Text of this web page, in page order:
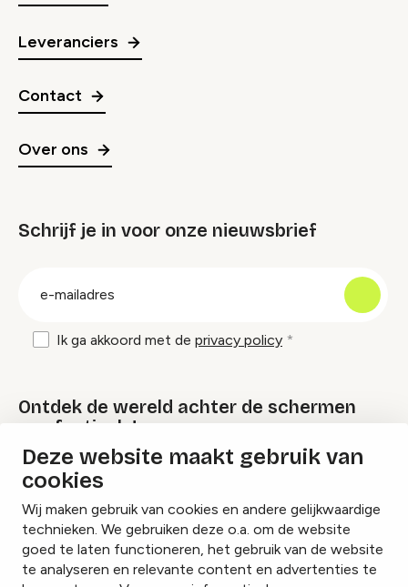
Deze website maakt gebruik van
cookies
Wij maken gebruik van cookies en andere gelijkwaardige
technieken. We gebruiken deze o.a. om de website
goed te laten functioneren, het gebruik van de website
te analyseren en relevante content en advertenties te
Leveranciers
Contact
Over ons
Schrijf je in voor onze nieuwsbrief
Ik ga akkoord met de privacy policy
Ontdek de wereld achter de schermen
van festivals!
Lees onze Festival Specials
InstagramFacebookLinkedIn